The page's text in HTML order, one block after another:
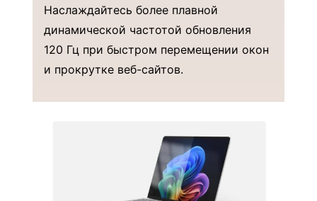
Наслаждайтесь более плавной
динамической частотой обновления
120 Гц при быстром перемещении окон
и прокрутке веб-сайтов.